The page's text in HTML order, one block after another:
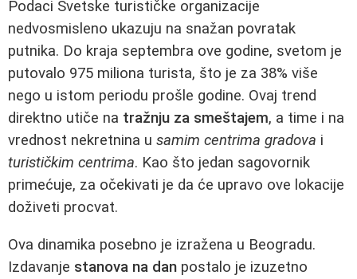
Podaci Svetske turističke organizacije
nedvosmisleno ukazuju na snažan povratak
putnika. Do kraja septembra ove godine, svetom je
putovalo 975 miliona turista, što je za 38% više
nego u istom periodu prošle godine. Ovaj trend
direktno utiče na tražnju za smeštajem, a time i na
vrednost nekretnina u samim centrima gradova i
turističkim centrima. Kao što jedan sagovornik
primećuje, za očekivati je da će upravo ove lokacije
doživeti procvat.
Ova dinamika posebno je izražena u Beogradu.
Izdavanje stanova na dan postalo je izuzetno